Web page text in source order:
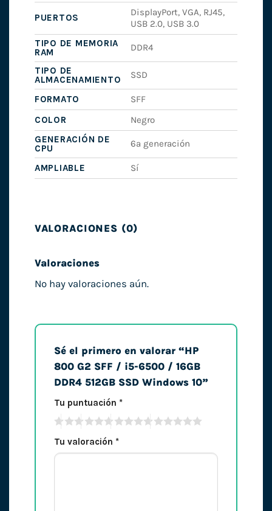
PUERTOS
DisplayPort, VGA, RJ45,
USB 2.0, USB 3.0
TIPO DE MEMORIA
RAM
DDR4
TIPO DE
ALMACENAMIENTO
SSD
FORMATO
SFF
COLOR
Negro
GENERACIÓN DE
CPU
6ª generación
AMPLIABLE Sí
VALORACIONES (0)
Valoraciones
No hay valoraciones aún.
Sé el primero en valorar “HP
800 G2 SFF / i5-6500 / 16GB
DDR4 512GB SSD Windows 10”
Tu puntuación *
Tu valoración *